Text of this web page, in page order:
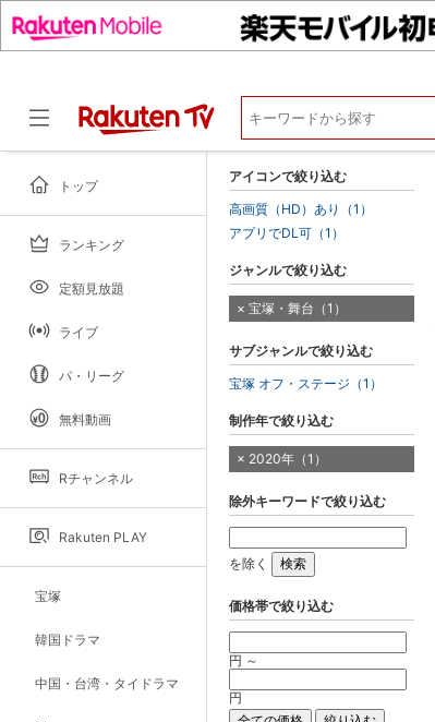
トップ
ランキング
定額見放題
ライブ
パ・リーグ
無料動画
Rチャンネル
Rakuten PLAY
宝塚
韓国ドラマ
中国・台湾・タイドラマ
アイコンで絞り込む
高画質（HD）あり（1）
アプリでDL可（1）
ジャンルで絞り込む
宝塚・舞台（1）
サブジャンルで絞り込む
宝塚 オフ・ステージ（1）
制作年で絞り込む
2020年（1）
除外キーワードで絞り込む
を除く
価格帯で絞り込む
円 ～
円